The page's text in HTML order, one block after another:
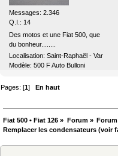
Messages: 2.346
Q.I.: 14
Des motos et une Fiat 500, que
du bonheur........
Localisation: Saint-Raphaël - Var
Modèle: 500 F Auto Bulloni
Pages: [1]En haut
Fiat 500 • Fiat 126 » Forum»
Remplacer les condensateurs (voir